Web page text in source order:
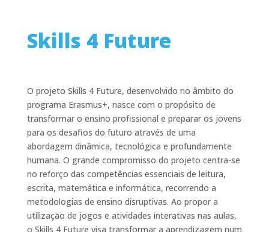
Skills 4 Future
O projeto Skills 4 Future, desenvolvido no âmbito do
programa Erasmus+, nasce com o propósito de
transformar o ensino profissional e preparar os jovens
para os desafios do futuro através de uma
abordagem dinâmica, tecnológica e profundamente
humana. O grande compromisso do projeto centra-se
no reforço das competências essenciais de leitura,
escrita, matemática e informática, recorrendo a
metodologias de ensino disruptivas. Ao propor a
utilização de jogos e atividades interativas nas aulas,
o Skills 4 Future visa transformar a aprendizagem num